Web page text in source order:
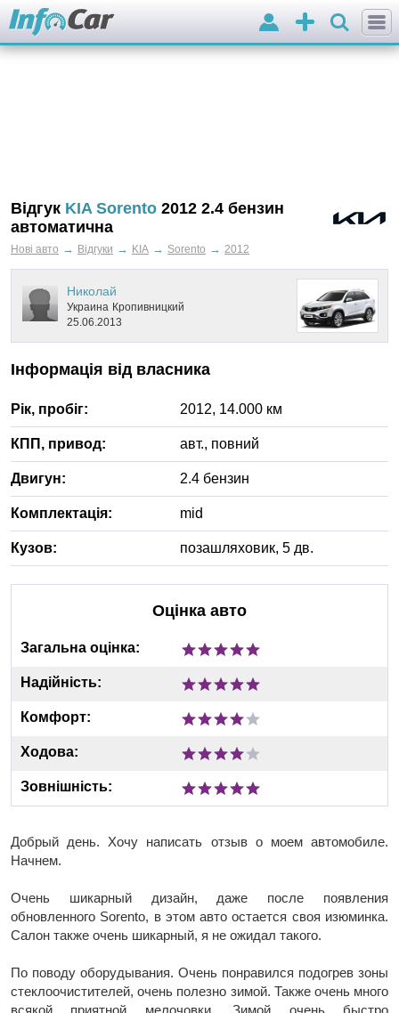
Додати
оголошення
Вхід
Відгук KIA Sorento 2012 2.4 бензин
автоматична
Нові авто → Відгуки → KIA → Sorento → 2012
Николай
Украина Кропивницкий
25.06.2013
Інформація від власника
Рік, пробіг: 2012, 14.000 км
КПП, привод: авт., повний
Двигун: 2.4 бензин
Комплектація: mid
Кузов: позашляховик, 5 дв.
Оцінка авто
Загальна оцінка:
Надійність:
Комфорт:
Ходова:
Зовнішність:
Добрый день. Хочу написать отзыв о моем автомобиле.
Начнем.
Очень шикарный дизайн, даже после появления
обновленного Sorento, в этом авто остается своя изюминка.
Салон также очень шикарный, я не ожидал такого.
По поводу оборудывания. Очень понравился подогрев зоны
стеклоочистителей, очень полезно зимой. Также очень много
всякой приятной мелочовки. Зимой очень быстро